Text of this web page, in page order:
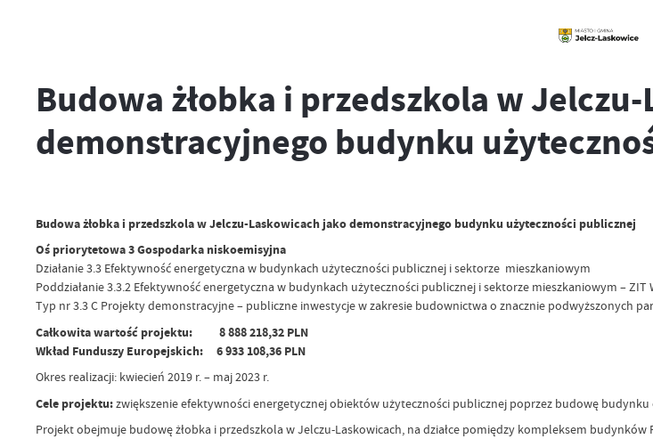
Budowa żłobka i przedszkola w
demonstracyjnego budynku
Budowa żłobka i przedszkola w Jelczu-Laskowicach jako demonstracyjnego budynku użyteczności publicznej
Oś priorytetowa 3 Gospodarka niskoemisyjna
Działanie 3.3 Efektywność energetyczna w budynkach użyteczności publicznej i sektorze mieszkaniowym
Poddziałanie 3.3.2 Efektywność energetyczna w budynkach użyteczności publicznej i sektorze mieszkaniowym – ZIT
Typ nr 3.3 C Projekty demonstracyjne – publiczne inwestycje w zakresie budownictwa o znacznie podwyższonych
Całkowita wartość projektu: 8 888 218,32 PLN
Wkład Funduszy Europejskich: 6 933 108,36 PLN
Okres realizacji: kwiecień 2019 r. – maj 2023 r.
Cele projektu:zwiększenie efektywności energetycznej obiektów użyteczności publicznej poprzez budowę
Projekt obejmuje budowę żłobka i przedszkola w Jelczu-Laskowicach, na działce pomiędzy kompleksem